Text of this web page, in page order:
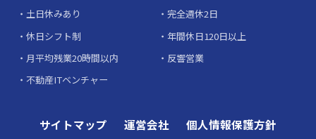
土日休みあり
完全週休2日
休日シフト制
年間休日120日以上
月平均残業20時間以内
反響営業
不動産ITベンチャー
サイトマップ 運営会社 個人情報保護方針